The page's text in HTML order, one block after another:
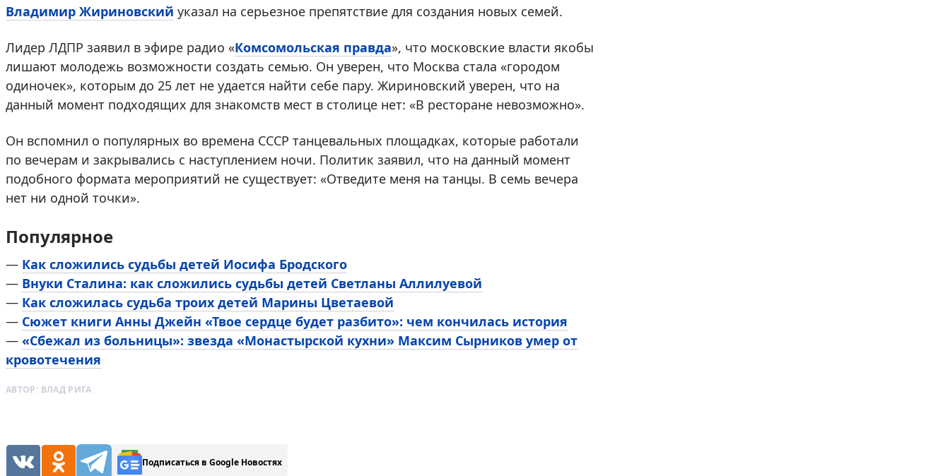
Владимир Жириновский указал на серьезное препятствие для создания новых семей.
Лидер ЛДПР заявил в эфире радио «Комсомольская правда», что московские власти якобы
лишают молодежь возможности создать семью. Он уверен, что Москва стала «городом
одиночек», которым до 25 лет не удается найти себе пару. Жириновский уверен, что на
данный момент подходящих для знакомств мест в столице нет: «В ресторане невозможно».
Он вспомнил о популярных во времена СССР танцевальных площадках, которые работали
по вечерам и закрывались с наступлением ночи. Политик заявил, что на данный момент
подобного формата мероприятий не существует: «Отведите меня на танцы. В семь вечера
нет ни одной точки».
Популярное
— Как сложились судьбы детей Иосифа Бродского
— Внуки Сталина: как сложились судьбы детей Светланы Аллилуевой
— Как сложилась судьба троих детей Марины Цветаевой
— Сюжет книги Анны Джейн «Твое сердце будет разбито»: чем кончилась история
— «Сбежал из больницы»: звезда «Монастырской кухни» Максим Сырников умер от
кровотечения
АВТОР: ВЛАД РИГА
Подписаться в Google Новостях